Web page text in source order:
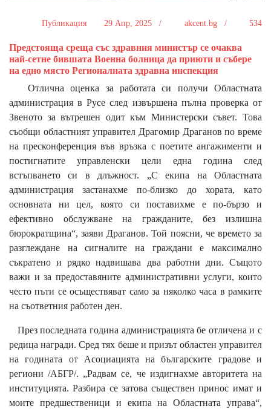
Публикация 29 Апр, 2025 / akcent.bg / 534
Предстояща среща със здравния министър се очаква
най-сетне бившата Военна болница да приюти и събере
на едно място Регионалната здравна инспекция
Отлична оценка за работата си получи Областната
администрация в Русе след извършена пълна проверка от
Звеното за вътрешен одит към Министерски съвет. Това
съобщи областният управител Драгомир Драганов по време
на пресконференция във връзка с поетите ангажименти и
постигнатите управленски цели една година след
встъпването си в длъжност. „С екипа на Областната
администрация застанахме по-близко до хората, като
основната ни цел, която си поставихме е по-бързо и
ефективно обслужване на гражданите, без излишна
бюрократщина“, заяви Драганов. Той поясни, че времето за
разглеждане на сигналите на граждани е максимално
съкратено и рядко надвишава два работни дни. Същото
важи и за предоставяните административни услуги, които
често пъти се осъществяват само за няколко часа в рамките
на съответния работен ден.
През последната година администрацията бе отличена и с
редица награди. Сред тях беше и призът областен управител
на годината от Асоциацията на българските градове и
региони /АБГР/. „Радвам се, че издигнахме авторитета на
институцията. Разбира се затова съществен принос имат и
моите предшественици и екипа на Областната управа“,